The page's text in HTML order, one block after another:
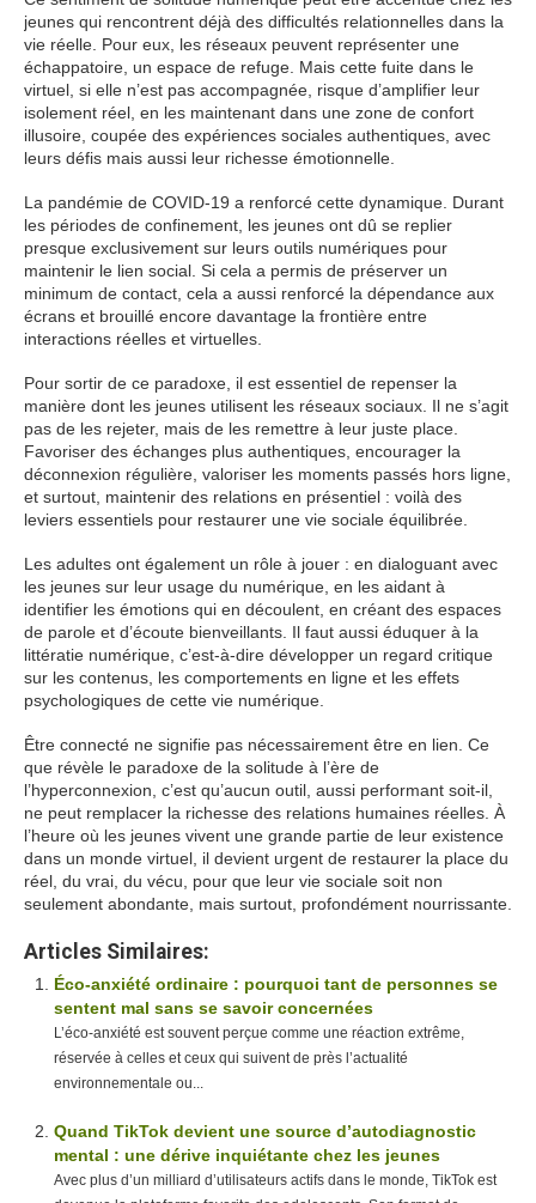
jeunes qui rencontrent déjà des difficultés relationnelles dans la
vie réelle. Pour eux, les réseaux peuvent représenter une
échappatoire, un espace de refuge. Mais cette fuite dans le
virtuel, si elle n’est pas accompagnée, risque d’amplifier leur
isolement réel, en les maintenant dans une zone de confort
illusoire, coupée des expériences sociales authentiques, avec
leurs défis mais aussi leur richesse émotionnelle.
La pandémie de COVID-19 a renforcé cette dynamique. Durant
les périodes de confinement, les jeunes ont dû se replier
presque exclusivement sur leurs outils numériques pour
maintenir le lien social. Si cela a permis de préserver un
minimum de contact, cela a aussi renforcé la dépendance aux
écrans et brouillé encore davantage la frontière entre
interactions réelles et virtuelles.
Pour sortir de ce paradoxe, il est essentiel de repenser la
manière dont les jeunes utilisent les réseaux sociaux. Il ne s’agit
pas de les rejeter, mais de les remettre à leur juste place.
Favoriser des échanges plus authentiques, encourager la
déconnexion régulière, valoriser les moments passés hors ligne,
et surtout, maintenir des relations en présentiel : voilà des
leviers essentiels pour restaurer une vie sociale équilibrée.
Les adultes ont également un rôle à jouer : en dialoguant avec
les jeunes sur leur usage du numérique, en les aidant à
identifier les émotions qui en découlent, en créant des espaces
de parole et d’écoute bienveillants. Il faut aussi éduquer à la
littératie numérique, c’est-à-dire développer un regard critique
sur les contenus, les comportements en ligne et les effets
psychologiques de cette vie numérique.
Être connecté ne signifie pas nécessairement être en lien. Ce
que révèle le paradoxe de la solitude à l’ère de
l’hyperconnexion, c’est qu’aucun outil, aussi performant soit-il,
ne peut remplacer la richesse des relations humaines réelles. À
l’heure où les jeunes vivent une grande partie de leur existence
dans un monde virtuel, il devient urgent de restaurer la place du
réel, du vrai, du vécu, pour que leur vie sociale soit non
seulement abondante, mais surtout, profondément nourrissante.
Articles Similaires:
Éco-anxiété ordinaire : pourquoi tant de personnes se
sentent mal sans se savoir concernées
L’éco-anxiété est souvent perçue comme une réaction extrême,
réservée à celles et ceux qui suivent de près l’actualité
environnementale ou...
Quand TikTok devient une source d’autodiagnostic
mental : une dérive inquiétante chez les jeunes
Avec plus d’un milliard d’utilisateurs actifs dans le monde, TikTok est